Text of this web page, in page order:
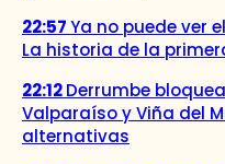
22:57Ya no puede ver
La historia de la
22:12Derrumbe
Valparaíso y Viña del
alternativas